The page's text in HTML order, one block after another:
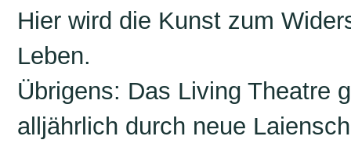
Hier wird die Kunst zum
Leben.
Übrigens: Das Living Theatre
alljährlich durch neue